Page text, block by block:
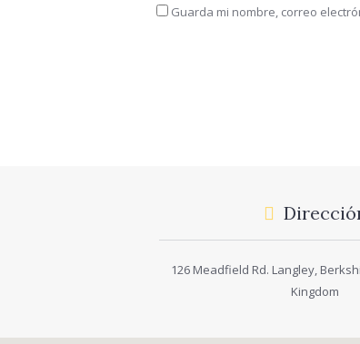
Guarda mi nombre, correo
126 Meadfield Rd. Langley,
Kingdom